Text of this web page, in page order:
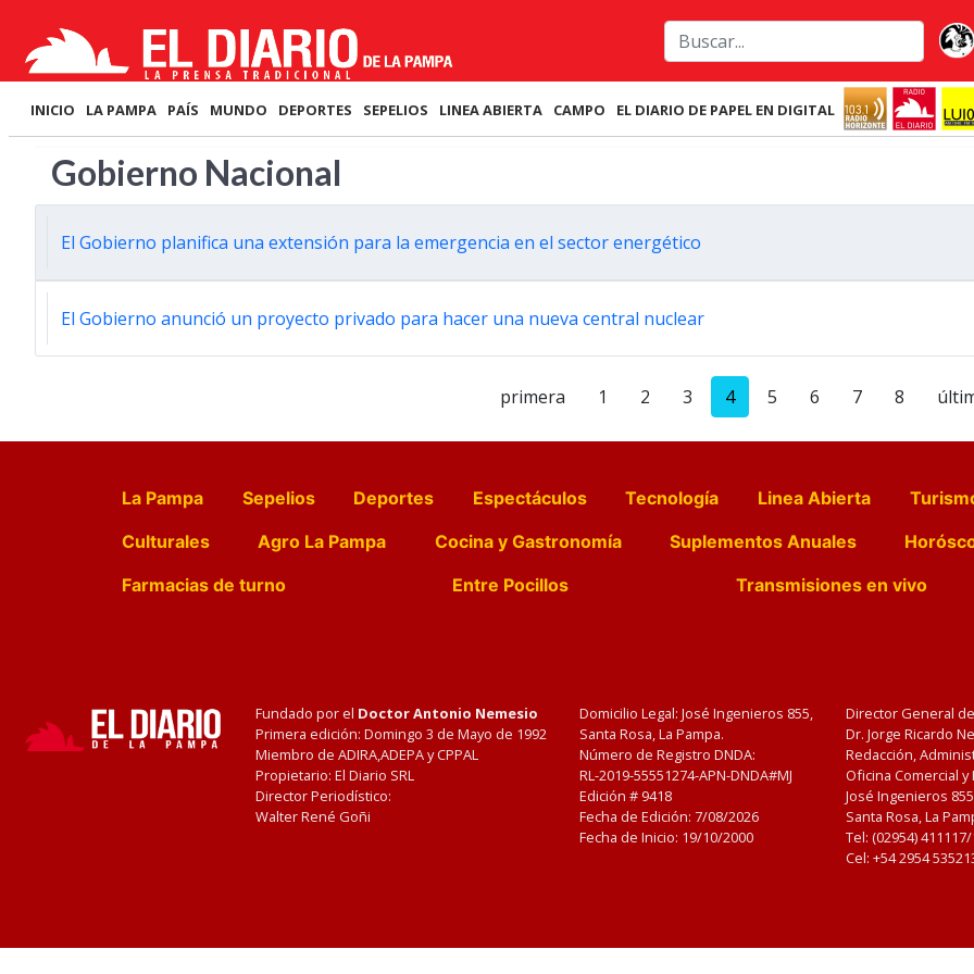
INICIO LA PAMPA PAÍS MUNDO DEPORTES SEPELIOS LINEA ABIERTA CAMPO EL DIARIO DE PAPEL EN DIGITAL
Gobierno Nacional
El Gobierno planifica una extensión para la emergencia en el sector energético
El Gobierno anunció un proyecto privado para hacer una nueva central nuclear
primera 1 2 3 4 5 6 7 8
La Pampa Sepelios Deportes Espectáculos Tecnología Linea Abierta
Culturales
Agro La Pampa Cocina y Gastronomía Suplementos Anuales
Farmacias de turno
Entre Pocillos Transmisiones en vivo
Fundado por el Doctor Antonio Nemesio
Primera edición: Domingo 3 de Mayo de 1992
Miembro de ADIRA,ADEPA y CPPAL
Propietario: El Diario SRL
Director Periodístico:
Walter René Goñi
Domicilio Legal: José Ingenieros 855,
Santa Rosa, La Pampa.
Número de Registro DNDA:
RL-2019-55551274-APN-DNDA#MJ
Edición # 9418
Fecha de Edición: 7/08/2026
Fecha de Inicio: 19/10/2000
Director General
Dr. Jorge Ricardo
Redacción,
Oficina Comercial
José Ingenieros
Santa Rosa, La
Tel: (02954)
Cel: +54 2954